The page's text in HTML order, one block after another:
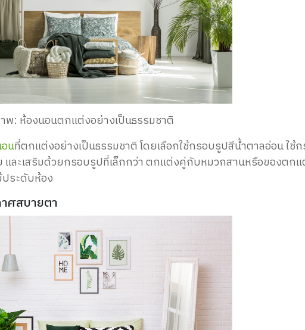
พ: ห้องนอนตกแต่งอย่างเป็นธรรมชาติ
นที่ตกแต่งอย่างเป็นธรรมชาติ โดยเลือกใช้กรอบรูปสีน้ำตาลอ่อน ใช้
ละเสริมด้วยกรอบรูปที่เล็กกว่า ตกแต่งคู่กับหมวกสานหรือของตกแ
ประดับห้อง
ศสบายตา